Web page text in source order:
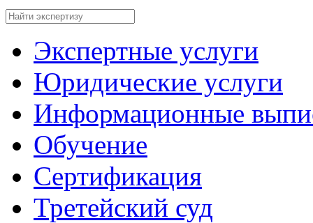
Экспертные услуги
Юридические услуги
Информационные
Обучение
Сертификация
Третейский суд